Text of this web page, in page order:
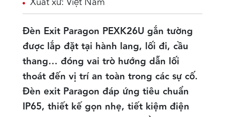
Xuất xứ: Việt Nam
Đèn Exit Paragon PEXK26U gắn tường
được lắp đặt tại hành lang, lối đi, cầu
thang… đóng vai trò hướng dẫn lối
thoát đến vị trí an toàn trong các sự cố.
Đèn exit Paragon đáp ứng tiêu chuẩn
IP65, thiết kế gọn nhẹ, tiết kiệm điện